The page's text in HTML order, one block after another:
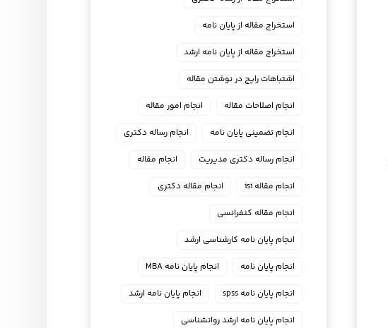
استخراج مقاله از پایان نامه
استخراج مقاله از پایان نامه ارشد
اشتباهات رایج در نوشتن مقاله
انجام اصلاحات مقاله
انجام امور مقاله
انجام تضمینی پایان نامه
انجام رساله دکتری
انجام رساله دکتری مدیریت
انجام مقاله
انجام مقاله isi
انجام مقاله دکتری
انجام مقاله کنفرانسی
انجام پايان نامه كارشناسي ارشد
انجام پایان نامه
انجام پایان نامه MBA
انجام پایان نامه spss
انجام پایان نامه ارشد
انجام پایان نامه ارشد روانشناسی